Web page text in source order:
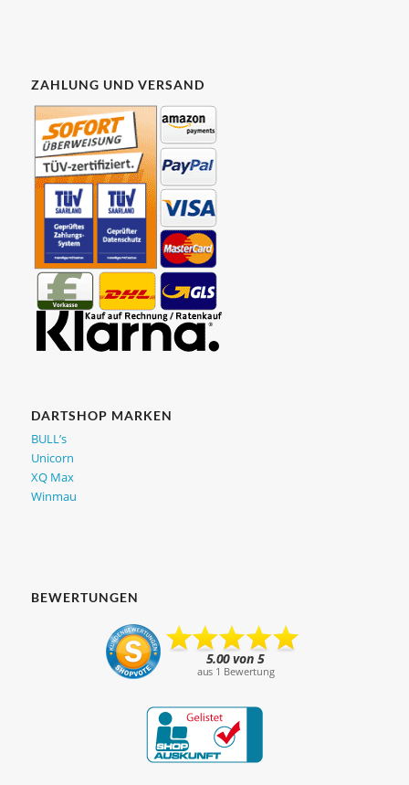
ZAHLUNG UND VERSAND
DARTSHOP MARKEN
BULL’s
Unicorn
XQ Max
Winmau
BEWERTUNGEN